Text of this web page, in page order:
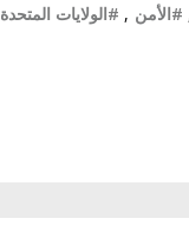
#الأمن , #الولايات المتحدة